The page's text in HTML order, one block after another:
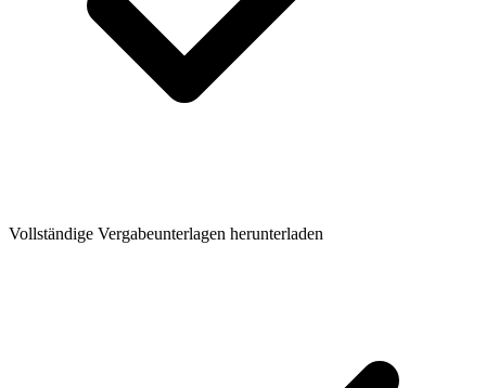
Vollständige Vergabeunterlagen herunterladen